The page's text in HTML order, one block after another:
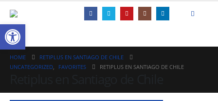
HOME
RETIPLUS EN SANTIAGO DE CHILE
UNCATEGORIZED, FAVORITES RETIPLUS EN SANTIAGO DE CHILE
Open toolbar